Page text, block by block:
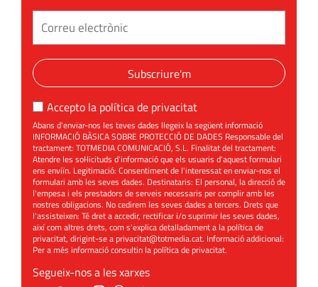
Subscriure'm
Accepto la política de privacitat
Abans d'enviar-nos les teves dades llegeix la següent informació
INFORMACIÓ BÀSICA SOBRE PROTECCIÓ DE DADES Responsable del
tractament: TOTMEDIA COMUNICACIÓ, S.L. Finalitat del tractament:
Atendre les sol·licituds d'informació que els usuaris d'aquest formulari
ens enviïn. Legitimació: Consentiment de l'interessat en enviar-nos el
formulari amb les seves dades. Destinataris: El personal, la direcció de
l'empesa i els prestadors de serveis necessaris per complir amb les
nostres obligacions. No cedirem les seves dades a tercers. Drets que
l'assisteixen: Té dret a accedir, rectificar i/o suprimir les seves dades,
així com altres drets, com s'explica detalladament a la política de
privacitat, dirigint-se aprivacitat@totmedia.cat. Informació addicional:
Per a més informació consultin lapolítica de privacitat.
Segueix-nos a les xarxes